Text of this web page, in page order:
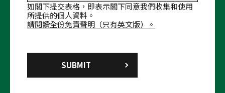
如閣下提交表格，即表示閣下同意我們收集和使用
所提供的個人資料。
請閱讀全份免責聲明（只有英文版）。